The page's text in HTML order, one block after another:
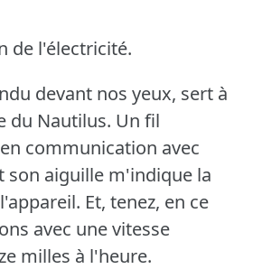
de l'électricité.
devant nos yeux, sert à
du Nautilus. Un fil
communication avec
son aiguille m'indique la
Et, tenez, en ce
avec une vitesse
milles à l'heure.